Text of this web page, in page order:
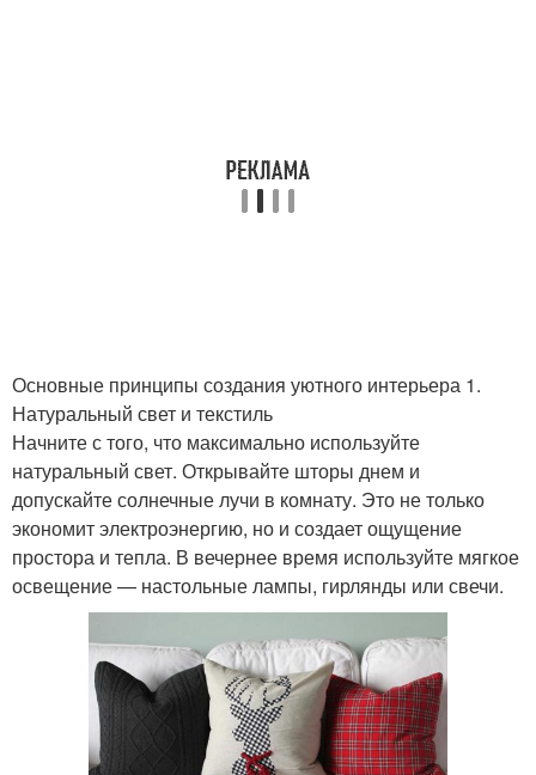
Основные принципы создания уютного интерьера 1.
Натуральный свет и текстиль
Начните с того, что максимально используйте
натуральный свет. Открывайте шторы днем и
допускайте солнечные лучи в комнату. Это не только
экономит электроэнергию, но и создает ощущение
простора и тепла. В вечернее время используйте мягкое
освещение — настольные лампы, гирлянды или свечи.